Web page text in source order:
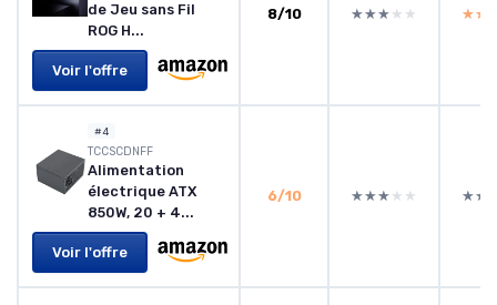
de Jeu sans Fil
ROG H...
Voir l'offre
8/10 ★★★★★
★★★★★
#4
TCCSCDNFF
Alimentation
électrique ATX
850W, 20 + 4...
Voir l'offre
6/10 ★★★★★
★★★★★